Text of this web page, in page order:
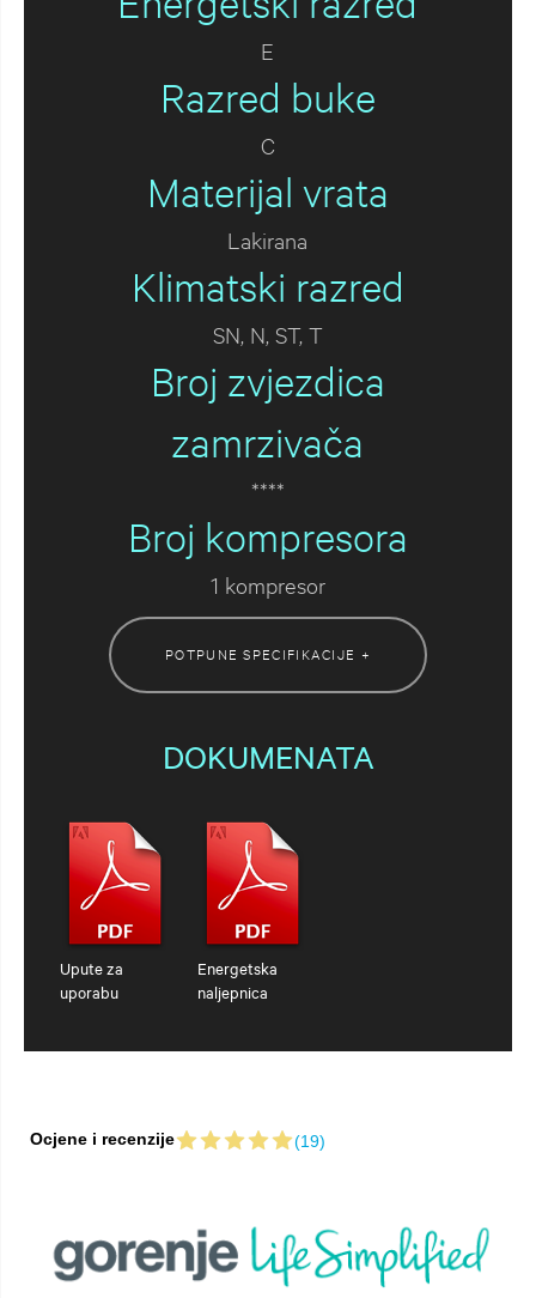
E
Razred buke
C
Materijal vrata
Lakirana
Klimatski razred
SN, N, ST, T
Broj zvjezdica
zamrzivača
****
Broj kompresora
1 kompresor
POTPUNE SPECIFIKACIJE +
DOKUMENATA
Upute za
uporabu
Energetska
naljepnica
Ocjene i recenzije (19)